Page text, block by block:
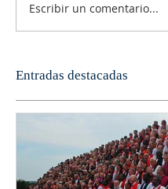
Escribir un comentario...
Entradas destacadas